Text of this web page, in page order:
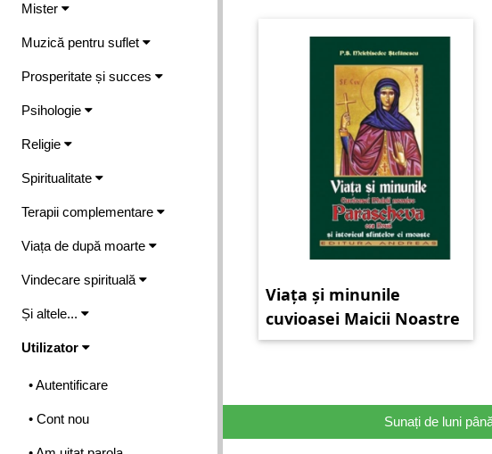
Mister
Muzică pentru suflet
Prosperitate și succes
Psihologie
Religie
Spiritualitate
Terapii complementare
Viața de după moarte
Vindecare spirituală
Și altele...
Utilizator
• Autentificare
• Cont nou
Viața și minunile
cuvioasei Maicii Noastre
Parascheva Cea Nouă și
Sunați de luni